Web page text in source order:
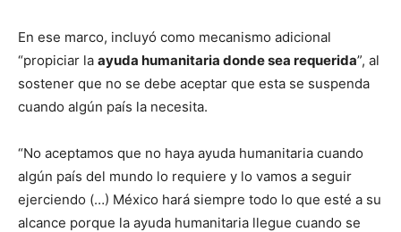
En ese marco, incluyó como mecanismo adicional
“propiciar la ayuda humanitaria donde sea requerida”, al
sostener que no se debe aceptar que esta se suspenda
cuando algún país la necesita.
“No aceptamos que no haya ayuda humanitaria cuando
algún país del mundo lo requiere y lo vamos a seguir
ejerciendo (…) México hará siempre todo lo que esté a su
alcance porque la ayuda humanitaria llegue cuando se